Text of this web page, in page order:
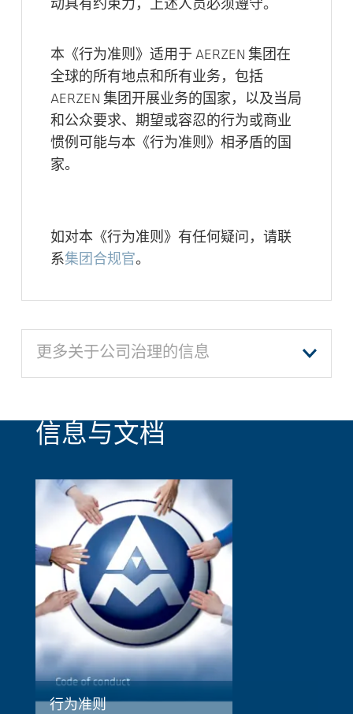
动具有约束力，上述人员必须遵守。
本《行为准则》适用于 AERZEN 集团在
全球的所有地点和所有业务，包括
AERZEN 集团开展业务的国家，以及当局
和公众要求、期望或容忍的行为或商业
惯例可能与本《行为准则》相矛盾的国
家。
如对本《行为准则》有任何疑问，请联
系集团合规官。
更多关于公司治理的信息
信息与文档
行为准则